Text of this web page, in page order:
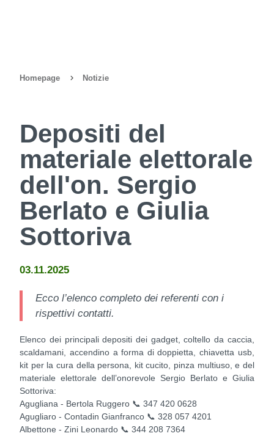
Homepage Notizie
Depositi del
materiale elettorale
dell'on. Sergio
Berlato e Giulia
Sottoriva
03.11.2025
Ecco l’elenco completo dei referenti con i
rispettivi contatti.
Elenco dei principali depositi dei gadget, coltello da caccia,
scaldamani, accendino a forma di doppietta, chiavetta usb,
kit per la cura della persona, kit cucito, pinza multiuso, e del
materiale elettorale dell’onorevole Sergio Berlato e Giulia
Sottoriva:
Agugliana - Bertola Ruggero 📞 347 420 0628
Agugliaro - Contadin Gianfranco 📞 328 057 4201
Albettone - Zini Leonardo 📞 344 208 7364